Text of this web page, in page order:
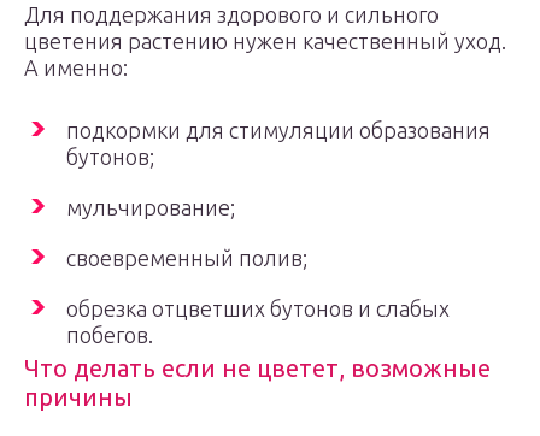
Для поддержания здорового и сильного
цветения растению нужен качественный уход.
А именно:
подкормки для стимуляции образования
бутонов;
мульчирование;
своевременный полив;
обрезка отцветших бутонов и слабых
побегов.
Что делать если не цветет, возможные
причины